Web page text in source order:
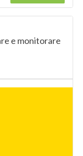
e monitorare